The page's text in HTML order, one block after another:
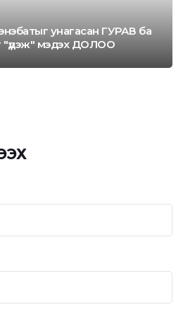
унагасан ГУРАВ ба
"үдэж" мэдэх ДОЛОО